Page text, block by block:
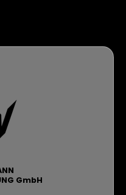
GmbH